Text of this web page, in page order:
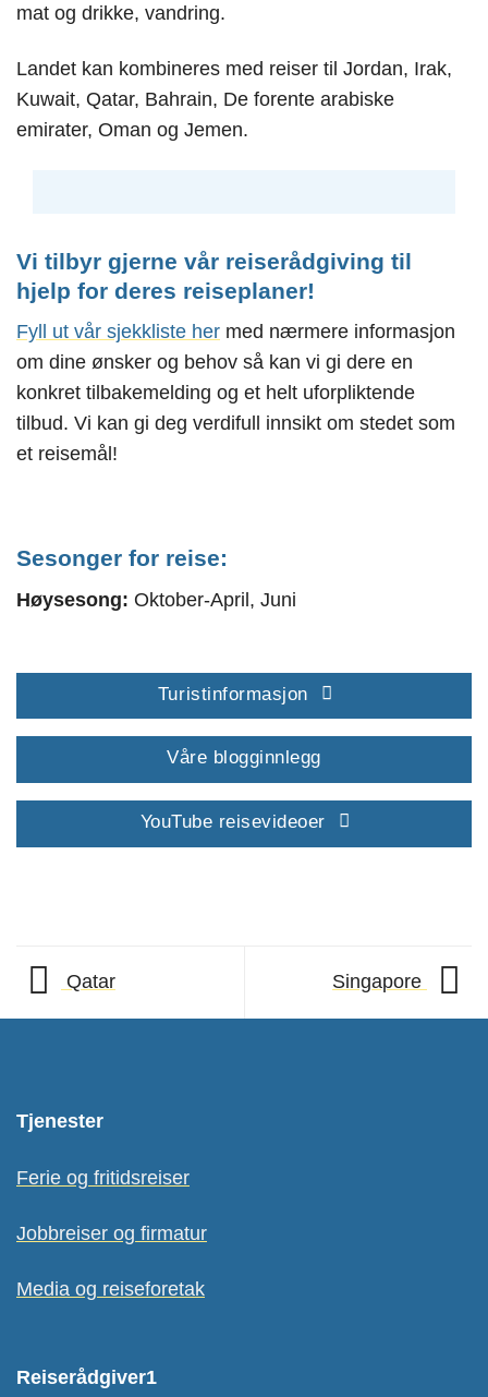
mat og drikke, vandring.
Landet kan kombineres med reiser til Jordan, Irak,
Kuwait, Qatar, Bahrain, De forente arabiske
emirater, Oman og Jemen.
Vi tilbyr gjerne vår reiserådgiving til
hjelp for deres reiseplaner!
Fyll ut vår sjekkliste her med nærmere informasjon
om dine ønsker og behov så kan vi gi dere en
konkret tilbakemelding og et helt uforpliktende
tilbud. Vi kan gi deg verdifull innsikt om stedet som
et reisemål!
Sesonger for reise:
Høysesong: Oktober-April, Juni
Turistinformasjon
Våre blogginnlegg
YouTube reisevideoer
Qatar Singapore
Tjenester
Ferie og fritidsreiser
Jobbreiser og firmatur
Media og reiseforetak
Reiserådgiver1